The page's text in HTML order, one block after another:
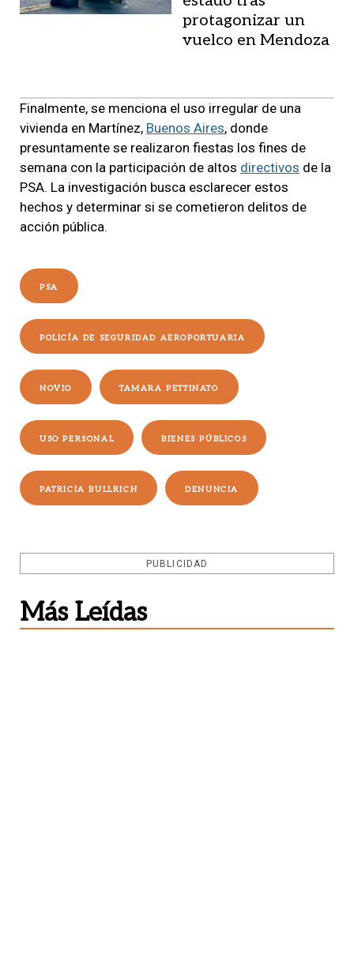
protagonizar un
vuelco en Mendoza
Finalmente, se menciona el uso irregular de una
vivienda en Martínez, Buenos Aires, donde
presuntamente se realizaron fiestas los fines de
semana con la participación de altos directivos de la
PSA. La investigación busca esclarecer estos
hechos y determinar si se cometieron delitos de
acción pública.
PSA
POLICÍA DE SEGURIDAD AEROPORTUARIA
NOVIO TAMARA PETTINATO
USO PERSONAL BIENES PÚBLICOS
PATRICIA BULLRICH DENUNCIA
PUBLICIDAD
Más Leídas